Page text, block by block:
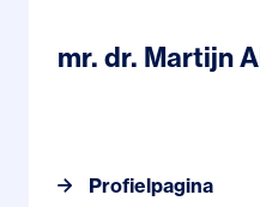
mr. dr. Martijn
Profielpagina